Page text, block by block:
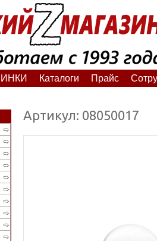
Каталоги Прайс
Артикул: 08050017